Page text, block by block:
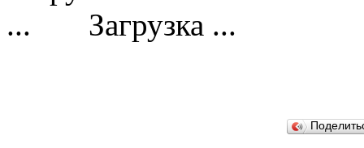
Загрузка ...